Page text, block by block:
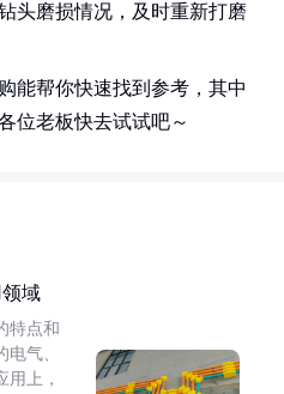
头磨损情况，及时重新打磨
能帮你快速找到参考，其中
位老板快去试试吧～
域
特点和
气、
用上，